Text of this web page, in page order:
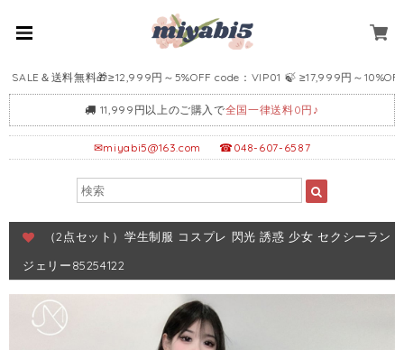
＆送料無料🎁≥12,999円～5%OFF code：VIP01 🍃 ≥17,999円～10%OFF
11,999円以上のご購入で全国一律送料0円♪
✉miyabi5@163.com ☎048-607-6587
（2点セット）学生制服 コスプレ 閃光 誘惑 少女 セクシーラン
ジェリー85254122